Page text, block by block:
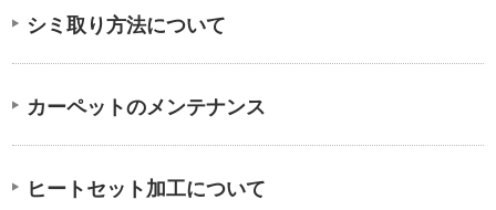
シミ取り方法について
カーペットのメンテナンス
ヒートセット加工について